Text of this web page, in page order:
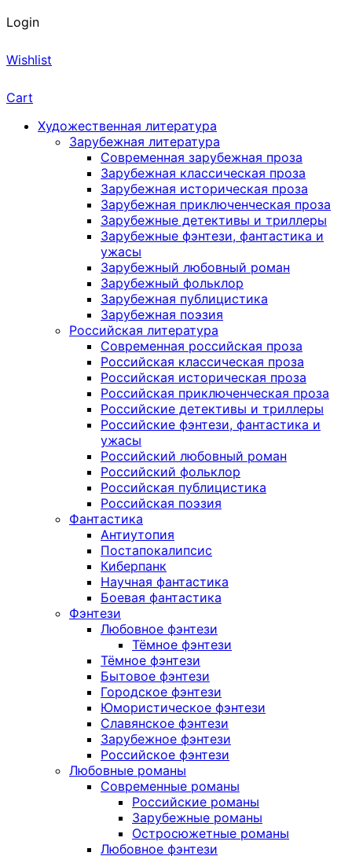
Login
Wishlist
Cart
Художественная литература
Зарубежная литература
Современная зарубежная проза
Зарубежная классическая проза
Зарубежная историческая проза
Зарубежная приключенческая проза
Зарубежные детективы и триллеры
Зарубежные фэнтези, фантастика и
ужасы
Зарубежный любовный роман
Зарубежный фольклор
Зарубежная публицистика
Зарубежная поэзия
Российская литература
Современная российская проза
Российская классическая проза
Российская историческая проза
Российская приключенческая проза
Российские детективы и триллеры
Российские фэнтези, фантастика и
ужасы
Российский любовный роман
Российский фольклор
Российская публицистика
Российская поэзия
Фантастика
Антиутопия
Постапокалипсис
Киберпанк
Научная фантастика
Боевая фантастика
Фэнтези
Любовное фэнтези
Тёмное фэнтези
Тёмное фэнтези
Бытовое фэнтези
Городское фэнтези
Юмористическое фэнтези
Славянское фэнтези
Зарубежное фэнтези
Российское фэнтези
Любовные романы
Современные романы
Российские романы
Зарубежные романы
Остросюжетные романы
Любовное фэнтези